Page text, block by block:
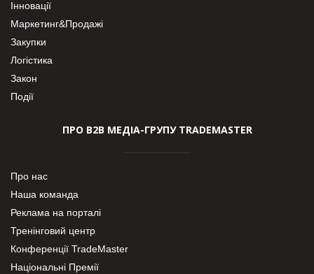
Інновації
Маркетинг&Продажі
Закупки
Логістика
Закон
Події
ПРО В2В МЕДІА-ГРУПУ TRADEMASTER
Про нас
Наша команда
Реклама на порталі
Тренінговий центр
Конференції TradeMaster
Національні Премії